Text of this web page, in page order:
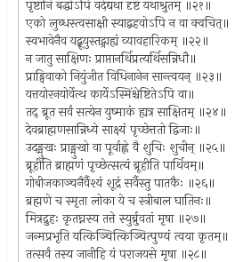
पृष्टानि बद्धोऽपि वदेद्यथा दृष्टं यथाश्रुतम् ॥२१॥
एको लुब्धस्त्वसाक्षी स्याद्बहवोऽपि न वा क्वचित्॥
स्वभावेनैव यद्ब्रूयुस्तद्ग्राह्यं व्यावहारिकम् ॥२२॥
न जातु साक्षिणः प्राप्तानर्थिप्रत्यर्थिसन्निधौ॥
प्राड्विवाको नियुंजीत विधिनानेन सान्त्वयन् ॥२३॥
यत्तयोरनयोर्वेत्थ कार्येऽस्मिंश्चेष्टितेऽपि वा॥
तद् ब्रूत सर्वं सत्येन युष्माकं ह्यत्र साक्षितम् ॥२४॥
देवब्राह्मणसान्निध्ये साक्ष्यं पृच्छेत्ततो द्विजाः॥
उदङ्मुखः प्राङ्मुखो वा पूर्वाह्णे वै शुचिः शुचीन् ॥२५॥
ब्रूहीति ब्राह्मणं पृच्छेत्सत्यं ब्रूहीति पार्थिवम्॥
गोबीजकाञ्चनैर्वैश्यं शूद्रं सर्वैस्तु पातकैः ॥२६॥
ब्रह्मणे च स्मृता लोका ये च स्त्रीबाल घातिनः॥
मित्रद्रुहः कृतघ्नस्य तत्ते स्युर्ब्रुवतां मृषा ॥२७॥
जन्मप्रभृति यत्किञ्चित्किञ्चित्पुण्यं त्वया कृतम्॥
तत्सर्वं तस्य जानीहि यं पराजयसे मृषा ॥२८॥